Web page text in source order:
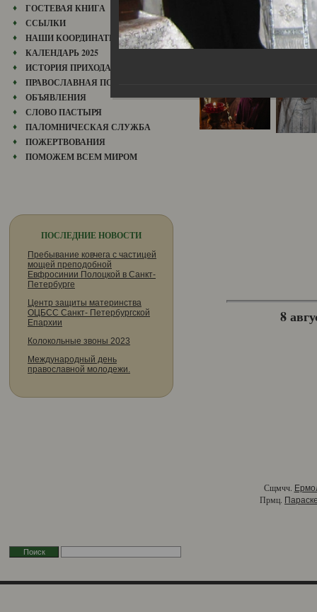
ГОСТЕВАЯ КНИГА
ССЫЛКИ
НАШИ КООРДИНАТЫ
КАЛЕНДАРЬ 2025
ИСТОРИЯ ПРИХОДА
ПРАВОСЛАВНАЯ ПОЭЗИЯ
ОБЪЯВЛЕНИЯ
СЛОВО ПАСТЫРЯ
ПАЛОМНИЧЕСКАЯ СЛУЖБА
ПОЖЕРТВОВАНИЯ
ПОМОЖЕМ ВСЕМ МИРОМ
ПОСЛЕДНИЕ НОВОСТИ
Пребывание ковчега с частицей
мощей преподобной
Евфросинии Полоцкой в Санкт-
Петербурге
Центр защиты материнства
ОЦБСС Санкт- Петербургской
Епархии
Колокольные звоны 2023
Международный день
православной молодежи.
8
Сщмчч.
Прмц.